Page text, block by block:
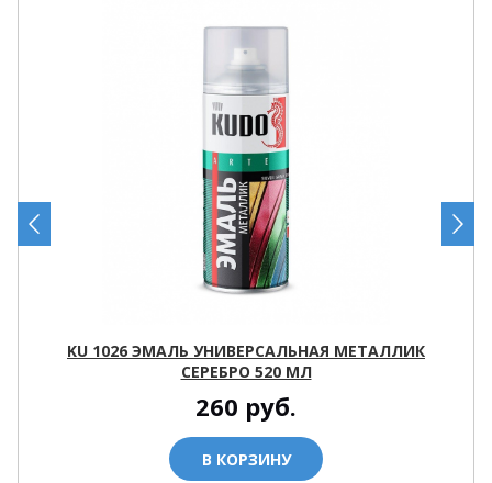
KU 1026 ЭМАЛЬ УНИВЕРСАЛЬНАЯ МЕТАЛЛИК
СЕРЕБРО 520 МЛ
260 руб.
В КОРЗИНУ